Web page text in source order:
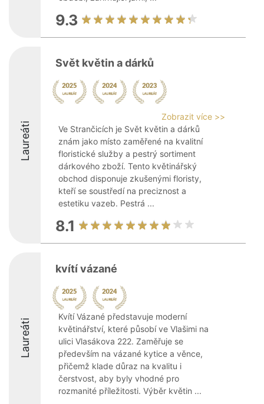
9.3
Laureáti
Svět květin a dárků
Zobrazit více >>
Ve Strančicích je Svět květin a dárků
znám jako místo zaměřené na kvalitní
floristické služby a pestrý sortiment
dárkového zboží. Tento květinářský
obchod disponuje zkušenými floristy,
kteří se soustředí na preciznost a
estetiku vazeb. Pestrá ...
8.1
Laureáti
kvítí vázané
Kvítí Vázané představuje moderní
květinářství, které působí ve Vlašimi na
ulici Vlasákova 222. Zaměřuje se
především na vázané kytice a věnce,
přičemž klade důraz na kvalitu i
čerstvost, aby byly vhodné pro
rozmanité příležitosti. Výběr květin ...